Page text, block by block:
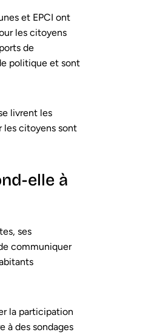
et EPCI ont
les citoyens
de
politique et sont
livrent les
les citoyens sont
elle à
ses
communiquer
la participation
à des sondages